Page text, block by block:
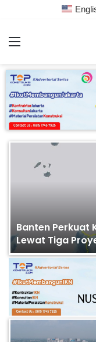
Banten Perkuat
Lewat Tiga